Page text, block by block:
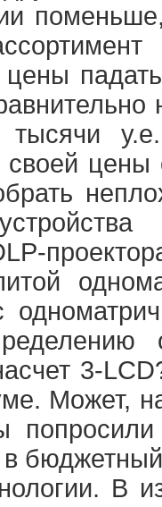
цены
тысячи
цены
3-
Может,
в
В